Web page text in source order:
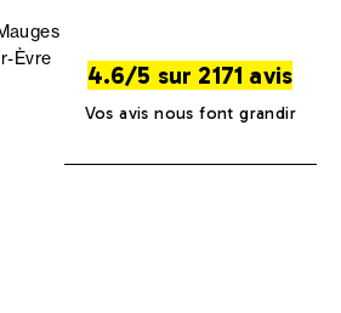
Èvre
4.6/5 sur 2171 avis
Vos avis nous font grandir